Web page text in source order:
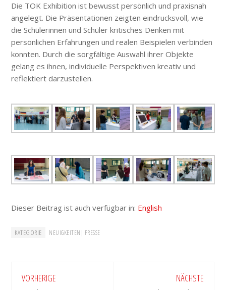
Die TOK Exhibition ist bewusst persönlich und praxisnah
angelegt. Die Präsentationen zeigten eindrucksvoll, wie
die Schülerinnen und Schüler kritisches Denken mit
persönlichen Erfahrungen und realen Beispielen verbinden
konnten. Durch die sorgfältige Auswahl ihrer Objekte
gelang es ihnen, individuelle Perspektiven kreativ und
reflektiert darzustellen.
Dieser Beitrag ist auch verfügbar in: English
KATEGORIE NEUIGKEITEN | PRESSE
VORHERIGE NÄCHSTE